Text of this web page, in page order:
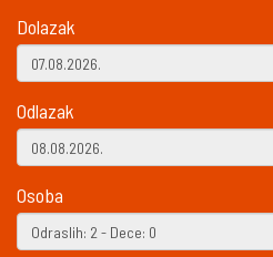
Dolazak
Odlazak
Osoba